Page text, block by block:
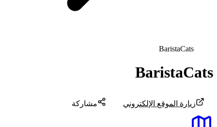
BaristaCats
BaristaCats
زيارة الموقع الإلكتروني مشاركة